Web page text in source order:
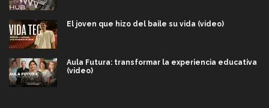
El joven que hizo del baile su vida (video)
Aula Futura: transformar la experiencia educativa
(video)